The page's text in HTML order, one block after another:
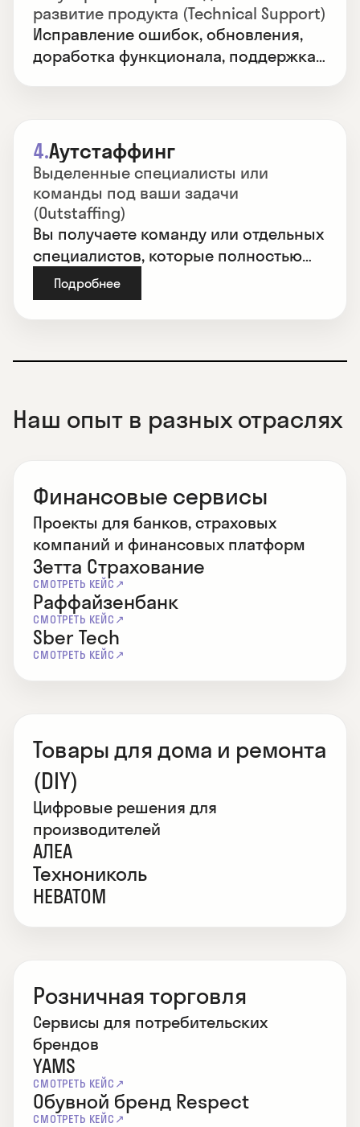
развитие продукта (Technical Support)
Исправление ошибок, обновления,
доработка функционала, поддержка
4.Аутстаффинг
Выделенные специалисты или
команды под ваши задачи
(Outstaffing)
Вы получаете команду или отдельных
специалистов, которые полностью
интегрируются в ваш процесс.
Управление задачами остаётся за
вашей компанией, а мы
нужными компетенциями.
Подробнее
Наш опыт в разных отраслях
Финансовые сервисы
Проекты для банков, страховых
компаний и финансовых платформ
Зетта Страхование
СМОТРЕТЬ КЕЙС
Раффайзенбанк
СМОТРЕТЬ КЕЙС
Sber Tech
СМОТРЕТЬ КЕЙС
Товары для дома и ремонта
(DIY)
Цифровые решения для
производителей
АЛЕА
Технониколь
НЕВАТОМ
Розничная торговля
Сервисы для потребительских
брендов
YAMS
СМОТРЕТЬ КЕЙС
Обувной бренд Respect
СМОТРЕТЬ КЕЙС